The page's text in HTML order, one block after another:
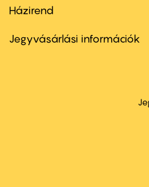
Footer
second
Házirend
Jegyvásárlási információk